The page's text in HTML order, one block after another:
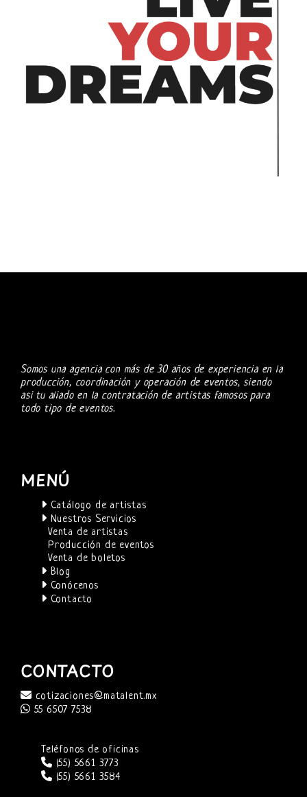
Somos una agencia con más de 30 años de experiencia en la
producción, coordinación y operación de eventos, siendo
asi tu aliado en la contratación de artistas famosos para
todo tipo de eventos.
MENÚ
Catálogo de artistas
Nuestros Servicios
Venta de artistas
Producción de eventos
Venta de boletos
Blog
Conócenos
Contacto
CONTACTO
cotizaciones@matalent.mx
55 6507 7538
Teléfonos de oficinas
(55) 5661 3773
(55) 5661 3584